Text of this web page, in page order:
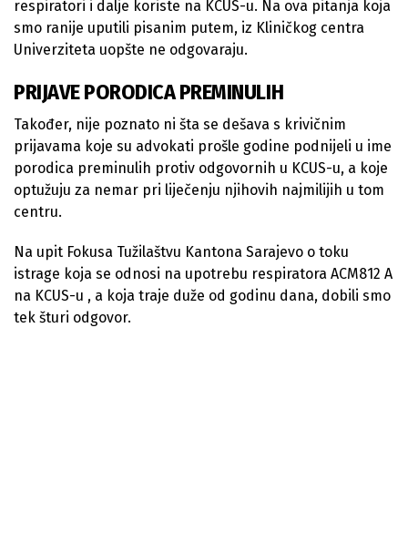
respiratori i dalje koriste na KCUS-u. Na ova pitanja koja
smo ranije uputili pisanim putem, iz Kliničkog centra
Univerziteta uopšte ne odgovaraju.
PRIJAVE PORODICA PREMINULIH
Također, nije poznato ni šta se dešava s krivičnim
prijavama koje su advokati prošle godine podnijeli u ime
porodica preminulih protiv odgovornih u KCUS-u, a koje
optužuju za nemar pri liječenju njihovih najmilijih u tom
centru.
Na upit Fokusa Tužilaštvu Kantona Sarajevo o toku
istrage koja se odnosi na upotrebu respiratora ACM812 A
na KCUS-u , a koja traje duže od godinu dana, dobili smo
tek šturi odgovor.